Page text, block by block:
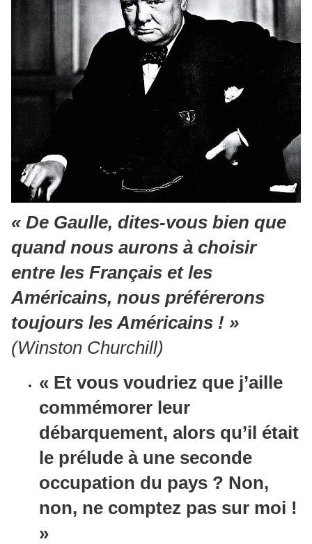
« De Gaulle, dites-vous bien que
quand nous aurons à choisir
entre les Français et les
Américains, nous préférerons
toujours les Américains ! »
(Winston Churchill)
« Et vous voudriez que j’aille
commémorer leur
débarquement, alors qu’il était
le prélude à une seconde
occupation du pays ? Non,
non, ne comptez pas sur moi !
»